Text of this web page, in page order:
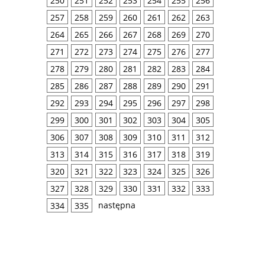
257
258 259 260 261 262
263
264
265 266 267 268 269
270
271
272 273 274 275 276
277
278
279 280 281 282 283
284
285
286 287 288 289 290
291
292
293 294 295 296 297
298
299
300 301 302 303 304
305
306
307 308 309 310 311
312
313
314 315 316 317 318
319
320
321 322 323 324 325
326
327
328 329 330 331 332
333
334
335 następna